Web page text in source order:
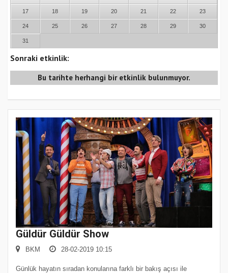
17 18 19 20 21 22 23
24 25 26 27 28 29 30
31
Sonraki etkinlik:
Bu tarihte herhangi bir etkinlik bulunmuyor.
Güldür Güldür Show
BKM 28-02-2019 10:15
Günlük hayatın sıradan konularına farklı bir bakış açısı ile